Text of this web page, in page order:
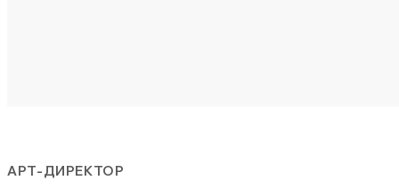
АРТ-ДИРЕКТОР